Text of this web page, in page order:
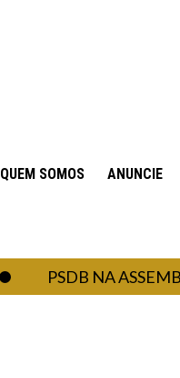
QUEM SOMOS ANUNCIE
PSDB NA